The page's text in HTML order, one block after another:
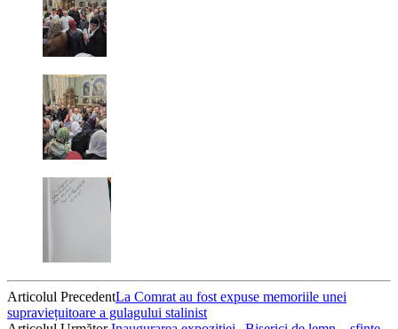
Articolul PrecedentLa Comrat au fost expuse memoriile unei
supraviețuitoare a gulagului stalinist